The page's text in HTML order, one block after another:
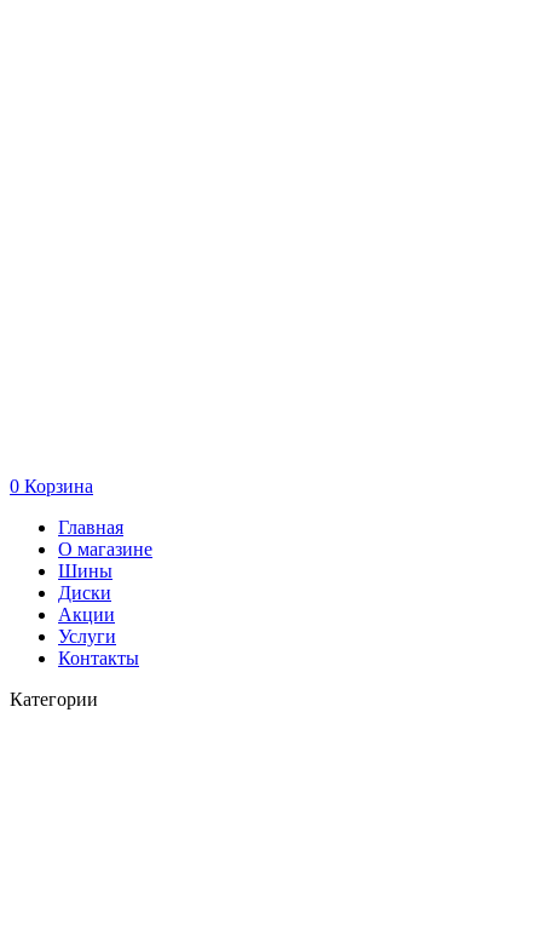
0 Корзина
Главная
О магазине
Шины
Диски
Акции
Услуги
Контакты
Категории